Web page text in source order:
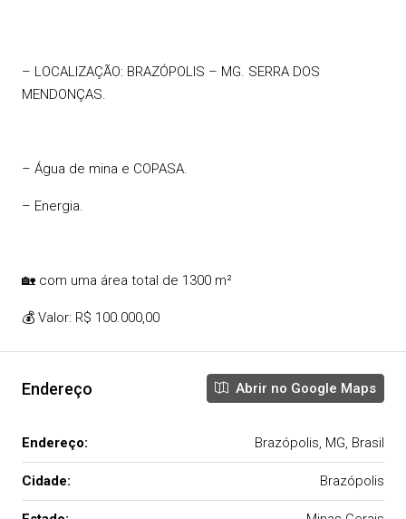
– LOCALIZAÇÃO: BRAZÓPOLIS – MG. SERRA DOS
MENDONÇAS.
– Água de mina e COPASA.
– Energia.
🏡 com uma área total de 1300 m²
💰 Valor: R$ 100.000,00
Endereço Abrir no Google Maps
Endereço: Brazópolis, MG, Brasil
Cidade: Brazópolis